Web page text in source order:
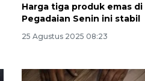
Harga tiga produk emas di
Pegadaian Senin ini stabil
25 Agustus 2025 08:23